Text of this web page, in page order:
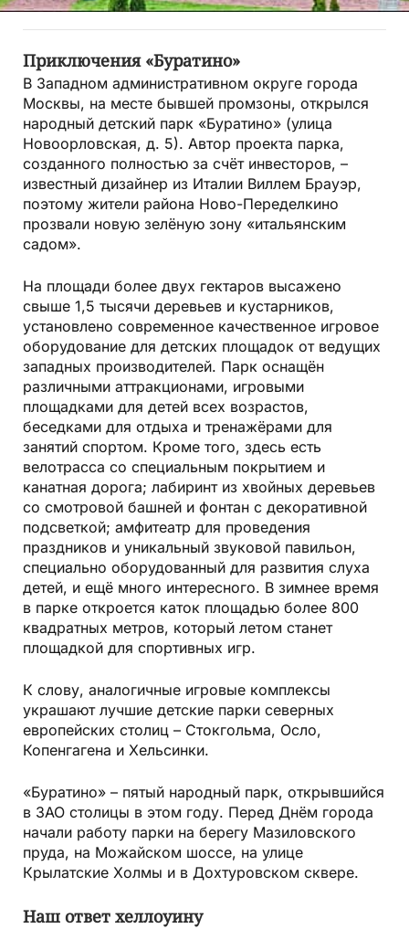
Приключения «Буратино»
В Западном административном округе города
Москвы, на месте бывшей промзоны, открылся
народный детский парк «Буратино» (улица
Новоорловская, д. 5). Автор проекта парка,
созданного полностью за счёт инвесторов, –
известный дизайнер из Италии Виллем Брауэр,
поэтому жители района Ново-Переделкино
прозвали новую зелёную зону «итальянским
садом».
На площади более двух гектаров высажено
свыше 1,5 тысячи деревьев и кустарников,
установлено современное качественное игровое
оборудование для детских площадок от ведущих
западных производителей. Парк оснащён
различными аттракционами, игровыми
площадками для детей всех возрастов,
беседками для отдыха и тренажёрами для
занятий спортом. Кроме того, здесь есть
велотрасса со специальным покрытием и
канатная дорога; лабиринт из хвойных деревьев
со смотровой башней и фонтан с декоративной
подсветкой; амфитеатр для проведения
праздников и уникальный звуковой павильон,
специально оборудованный для развития слуха
детей, и ещё много интересного. В зимнее время
в парке откроется каток площадью более 800
квадратных метров, который летом станет
площадкой для спортивных игр.
К слову, аналогичные игровые комплексы
украшают лучшие детские парки северных
европейских столиц – Стокгольма, Осло,
Копенгагена и Хельсинки.
«Буратино» – пятый народный парк, открывшийся
в ЗАО столицы в этом году. Перед Днём города
начали работу парки на берегу Мазиловского
пруда, на Можайском шоссе, на улице
Крылатские Холмы и в Дохтуровском сквере.
Наш ответ хеллоуину